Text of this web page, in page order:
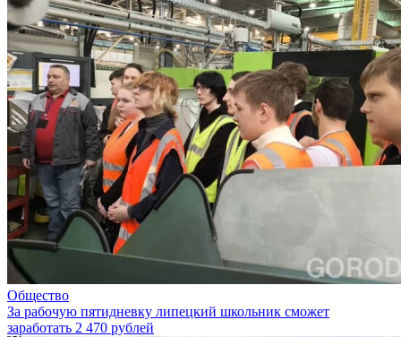
Общество
За рабочую пятидневку липецкий школьник сможет
заработать 2 470 рублей